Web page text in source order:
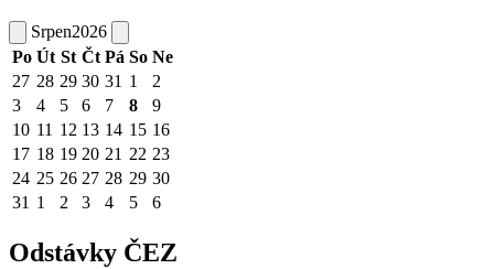
Srpen2026
Po Út St Čt Pá So Ne
27 28 29 30 31 1
2
3
4 5 6 7 8
9
10 11 12 13 14 15 16
17 18 19 20 21 22 23
24 25 26 27 28 29 30
31 1 2 3 4 5 6
Odstávky ČEZ